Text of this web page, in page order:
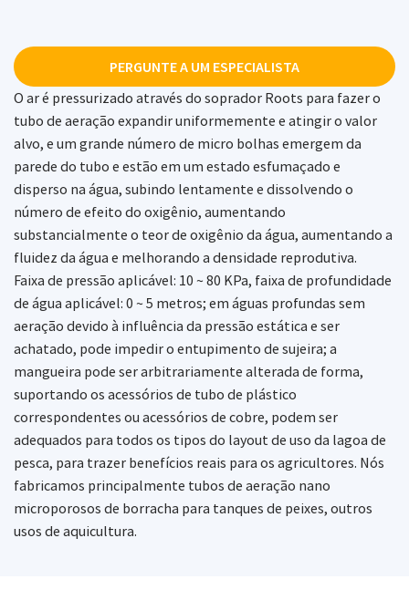
PERGUNTE A UM ESPECIALISTA
O ar é pressurizado através do soprador Roots para fazer o
tubo de aeração expandir uniformemente e atingir o valor
alvo, e um grande número de micro bolhas emergem da
parede do tubo e estão em um estado esfumaçado e
disperso na água, subindo lentamente e dissolvendo o
número de efeito do oxigênio, aumentando
substancialmente o teor de oxigênio da água, aumentando a
fluidez da água e melhorando a densidade reprodutiva.
Faixa de pressão aplicável: 10 ~ 80 KPa, faixa de profundidade
de água aplicável: 0 ~ 5 metros; em águas profundas sem
aeração devido à influência da pressão estática e ser
achatado, pode impedir o entupimento de sujeira; a
mangueira pode ser arbitrariamente alterada de forma,
suportando os acessórios de tubo de plástico
correspondentes ou acessórios de cobre, podem ser
adequados para todos os tipos do layout de uso da lagoa de
pesca, para trazer benefícios reais para os agricultores. Nós
fabricamos principalmente tubos de aeração nano
microporosos de borracha para tanques de peixes, outros
usos de aquicultura.